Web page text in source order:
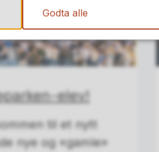
elev!
til et nytt
nye og «gamle»
Godta alle